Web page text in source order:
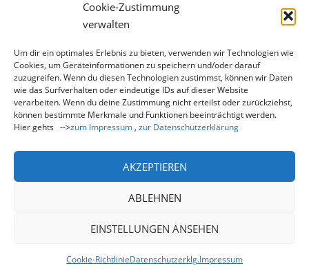
Cookie-Zustimmung
verwalten
Um dir ein optimales Erlebnis zu bieten, verwenden wir Technologien wie
Cookies, um Geräteinformationen zu speichern und/oder darauf
zuzugreifen. Wenn du diesen Technologien zustimmst, können wir Daten
wie das Surfverhalten oder eindeutige IDs auf dieser Website
verarbeiten. Wenn du deine Zustimmung nicht erteilst oder zurückziehst,
können bestimmte Merkmale und Funktionen beeinträchtigt werden.
Hier gehts -->zum Impressum , zur Datenschutzerklärung
AKZEPTIEREN
ABLEHNEN
EINSTELLUNGEN ANSEHEN
Cookie-RichtlinieDatenschutzerklg.Impressum
Juni 13, 2026
Marina KaiserzuSelbstliebe (5) – die
Entscheidung FÜR uns selbst findet uns
immer wieder – UND: wir können sie
bekräftigen
Juni 13, 2026
Du liebe Elke, wie schön, dass du mit mir und
Theme vonColorlibPowered byWordPress